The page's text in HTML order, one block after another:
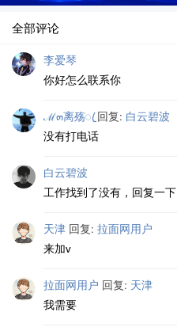
全部评论
李爱琴
你好怎么联系你
ℳ๓离殇ꦿ回复: 白云碧波
没有打电话
白云碧波
工作找到了没有，回复一下
天津 回复: 拉面网用户
来加v
拉面网用户 回复: 天津
我需要